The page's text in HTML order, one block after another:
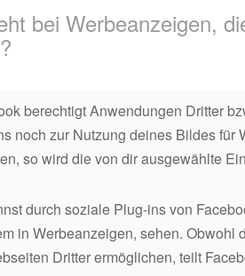
bei Werbeanzeigen,
berechtigt Anwendungen Dritter
noch zur Nutzung deines Bildes
so wird die von dir ausgewählte
durch soziale Plug-ins von
in Werbeanzeigen, sehen.
Dritter ermöglichen, teilt